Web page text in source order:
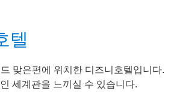
텔
맞은편에 위치한 디즈니호텔입니다.
세계관을 느끼실 수 있습니다.